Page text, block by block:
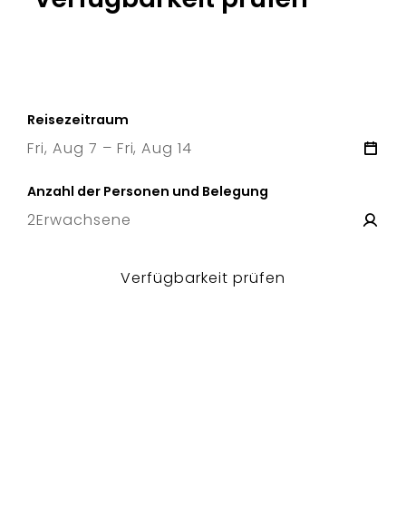
Reisezeitraum
Fri, Aug 7 – Fri, Aug 14
Anzahl der Personen und Belegung
2Erwachsene
Verfügbarkeit prüfen